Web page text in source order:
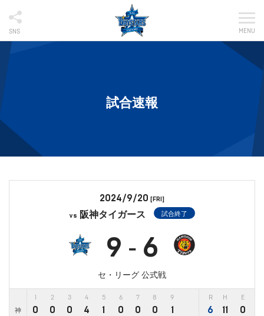
SNS MENU
試合速報
2024/9/20 [FRI]
vs 阪神タイガース 試合終了
9 - 6
セ・リーグ 公式戦
2 3 4 5 6 7 8 9 R H E
神 0 0 0 4 1 0 0 0 1 6 11 0